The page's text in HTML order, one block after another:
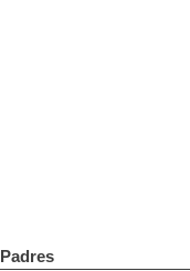
Padres